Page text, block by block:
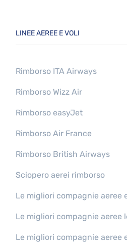
LINEE AEREE E VOLI
Rimborso ITA Airways
Rimborso Wizz Air
Rimborso easyJet
Rimborso Air France
Rimborso British Airways
Sciopero aerei rimborso
Le migliori compagnie aeree
Le migliori compagnie aeree
Le migliori compagnie